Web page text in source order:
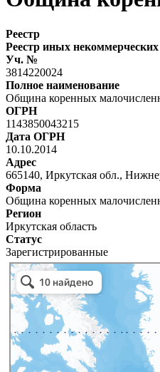
Реестр
Реестр иных
Уч. №
3814220024
Полное наименование
Община коренных
ОГРН
1143850043215
Дата ОГРН
10.10.2014
Адрес
665140, Иркутская обл.,
Форма
Община коренных
Регион
Иркутская область
Статус
Зарегистрированные